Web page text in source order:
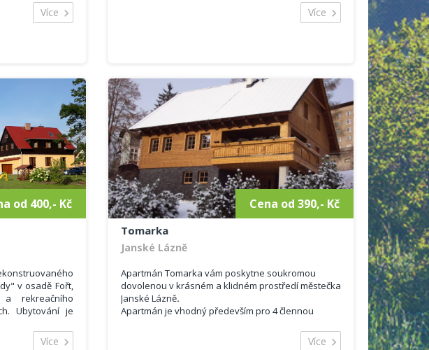
Více
Objekt se nachází v oblasti Dolní Malá Úpa. Okolí
objektu přímo svádí k dlouhým procházkám v
Hosté se mohou ubytovat v 7 pokojích. Součástí
každého pokoje je vlastní sociální zařízení se
sprchovým koutem, toaletou. Součástí ubytování je
restaurace, kde si můžete zaplatit snídani nebo
polopenzi.
Více
od 400,- Kč
v osadě Fořt,
rekreačního
Ubytování je
Více
Cena od 390,- Kč
Tomarka
Janské Lázně
Apartmán Tomarka vám poskytne soukromou
dovolenou v krásném a klidném prostředí městečka
Janské Lázně.
Apartmán je vhodný především pro 4 člennou
lůžka. Je možno ubytovat se na jednodenní pobyt,
Více